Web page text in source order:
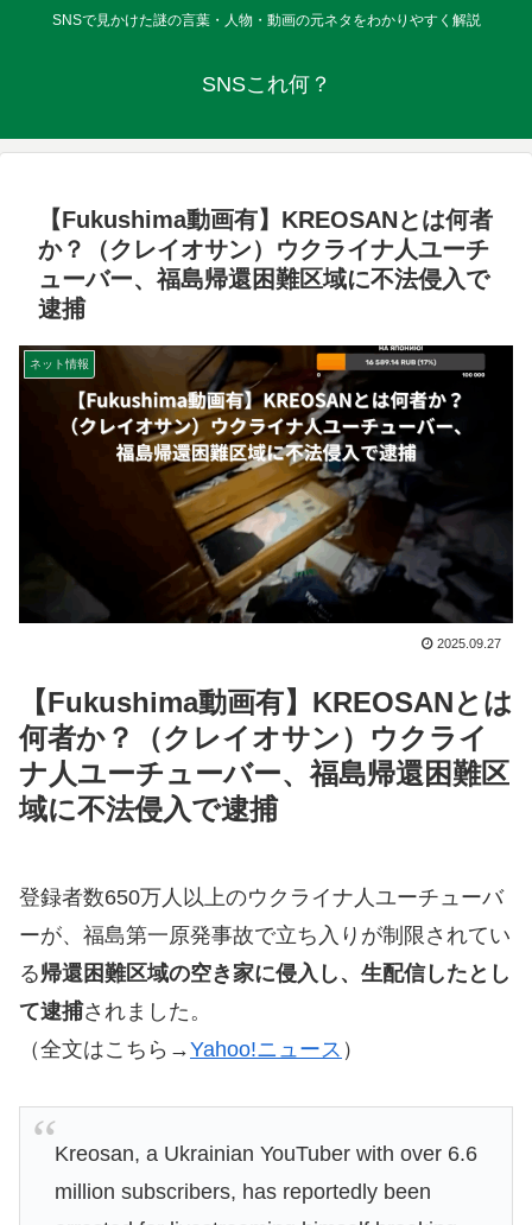
SNSで見かけた謎の言葉・人物・動画の元ネタをわかりやすく解説
SNSこれ何？
【Fukushima動画有】KREOSANとは何者
か？（クレイオサン）ウクライナ人ユーチ
ューバー、福島帰還困難区域に不法侵入で
逮捕
ネット情報
2025.09.27
【Fukushima動画有】KREOSANとは
何者か？（クレイオサン）ウクライ
ナ人ユーチューバー、福島帰還困難区
域に不法侵入で逮捕
登録者数650万人以上のウクライナ人ユーチューバ
ーが、福島第一原発事故で立ち入りが制限されてい
る帰還困難区域の空き家に侵入し、生配信したとし
て逮捕されました。
（全文はこちら→Yahoo!ニュース ）
Kreosan, a Ukrainian YouTuber with over 6.6
million subscribers, has reportedly been